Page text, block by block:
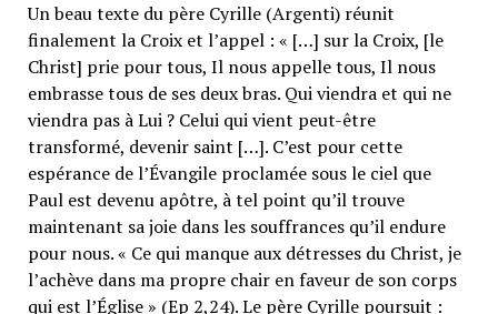
Un beau texte du père Cyrille (Argenti) réunit
finalement la Croix et l’appel : « […] sur la Croix, [le
Christ] prie pour tous, Il nous appelle tous, Il nous
embrasse tous de ses deux bras. Qui viendra et qui ne
viendra pas à Lui ? Celui qui vient peut-être
transformé, devenir saint […]. C’est pour cette
espérance de l’Évangile proclamée sous le ciel que
Paul est devenu apôtre, à tel point qu’il trouve
maintenant sa joie dans les souffrances qu’il endure
pour nous. « Ce qui manque aux détresses du Christ, je
l’achève dans ma propre chair en faveur de son corps
qui est l’Église » (Ep 2,24). Le père Cyrille poursuit :